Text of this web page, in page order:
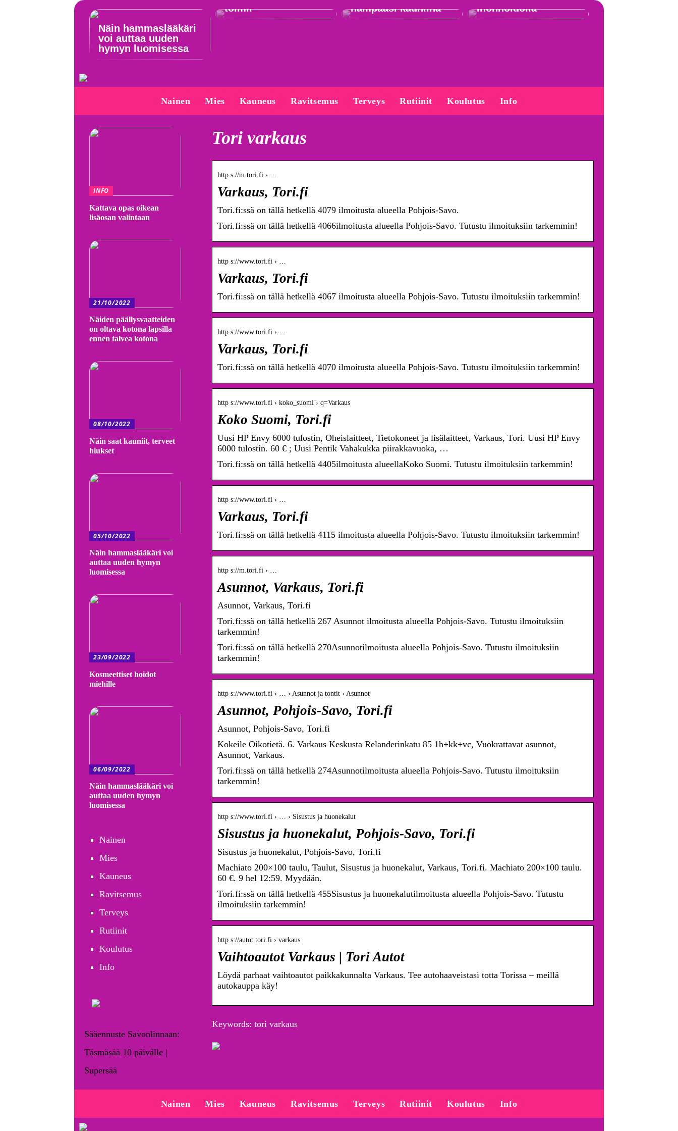
Näin hammaslääkäri
voi auttaa uuden
hymyn luomisessa
toimii
hampaasi kauniina
ihonhoidolla
Nainen Mies Kauneus Ravitsemus Terveys Rutiinit Koulutus Info
Tori varkaus
http s://m.tori.fi › …
Varkaus, Tori.fi
Tori.fi:ssä on tällä hetkellä 4079 ilmoitusta alueella Pohjois-Savo.
Tori.fi:ssä on tällä hetkellä 4066ilmoitusta alueella Pohjois-Savo. Tutustu ilmoituksiin tarkemmin!
http s://www.tori.fi › …
Varkaus, Tori.fi
Tori.fi:ssä on tällä hetkellä 4067 ilmoitusta alueella Pohjois-Savo. Tutustu ilmoituksiin tarkemmin!
http s://www.tori.fi › …
Varkaus, Tori.fi
Tori.fi:ssä on tällä hetkellä 4070 ilmoitusta alueella Pohjois-Savo. Tutustu ilmoituksiin tarkemmin!
http s://www.tori.fi › koko_suomi › q=Varkaus
Koko Suomi, Tori.fi
Uusi HP Envy 6000 tulostin, Oheislaitteet, Tietokoneet ja lisälaitteet, Varkaus, Tori. Uusi HP Envy
6000 tulostin. 60 € ; Uusi Pentik Vahakukka piirakkavuoka, …
Tori.fi:ssä on tällä hetkellä 4405ilmoitusta alueellaKoko Suomi. Tutustu ilmoituksiin tarkemmin!
http s://www.tori.fi › …
Varkaus, Tori.fi
Tori.fi:ssä on tällä hetkellä 4115 ilmoitusta alueella Pohjois-Savo. Tutustu ilmoituksiin tarkemmin!
http s://m.tori.fi › …
Asunnot, Varkaus, Tori.fi
Asunnot, Varkaus, Tori.fi
Tori.fi:ssä on tällä hetkellä 267 Asunnot ilmoitusta alueella Pohjois-Savo. Tutustu ilmoituksiin
tarkemmin!
Tori.fi:ssä on tällä hetkellä 270Asunnotilmoitusta alueella Pohjois-Savo. Tutustu ilmoituksiin
tarkemmin!
http s://www.tori.fi › … › Asunnot ja tontit › Asunnot
Asunnot, Pohjois-Savo, Tori.fi
Asunnot, Pohjois-Savo, Tori.fi
Kokeile Oikotietä. 6. Varkaus Keskusta Relanderinkatu 85 1h+kk+vc, Vuokrattavat asunnot,
Asunnot, Varkaus.
Tori.fi:ssä on tällä hetkellä 274Asunnotilmoitusta alueella Pohjois-Savo. Tutustu ilmoituksiin
tarkemmin!
http s://www.tori.fi › … › Sisustus ja huonekalut
Sisustus ja huonekalut, Pohjois-Savo, Tori.fi
Sisustus ja huonekalut, Pohjois-Savo, Tori.fi
Machiato 200×100 taulu, Taulut, Sisustus ja huonekalut, Varkaus, Tori.fi. Machiato 200×100 taulu.
60 €. 9 hel 12:59. Myydään.
Tori.fi:ssä on tällä hetkellä 455Sisustus ja huonekalutilmoitusta alueella Pohjois-Savo. Tutustu
ilmoituksiin tarkemmin!
http s://autot.tori.fi › varkaus
Vaihtoautot Varkaus | Tori Autot
Löydä parhaat vaihtoautot paikkakunnalta Varkaus. Tee autohaaveistasi totta Torissa – meillä
autokauppa käy!
Keywords: tori varkaus
INFO
Kattava opas oikean
lisäosan valintaan
21/10/2022
Näiden päällysvaatteiden
on oltava kotona lapsilla
ennen talvea kotona
08/10/2022
Näin saat kauniit, terveet
hiukset
05/10/2022
Näin hammaslääkäri voi
auttaa uuden hymyn
luomisessa
23/09/2022
Kosmeettiset hoidot
miehille
06/09/2022
Näin hammaslääkäri voi
auttaa uuden hymyn
luomisessa
Nainen
Mies
Kauneus
Ravitsemus
Terveys
Rutiinit
Koulutus
Info
Sääennuste Savonlinnaan:
Täsmäsää 10 päivälle |
Supersää
Nainen Mies Kauneus Ravitsemus Terveys Rutiinit Koulutus Info